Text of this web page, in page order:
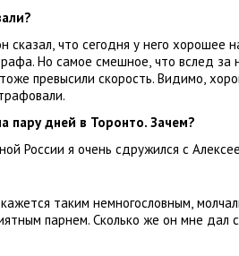
сказал, что сегодня у него хорошее
Но самое смешное, что вслед за
превысили скорость. Видимо,
пару дней в Торонто. Зачем?
России я очень сдружился с
таким немногословным,
парнем. Сколько же он мне дал